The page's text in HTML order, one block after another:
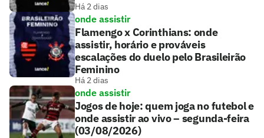
Há 2 dias
onde assistir
Flamengo x Corinthians: onde
assistir, horário e prováveis
escalações do duelo pelo Brasileirão
Feminino
Há 2 dias
onde assistir
Jogos de hoje: quem joga no futebol e
onde assistir ao vivo – segunda-feira
(03/08/2026)